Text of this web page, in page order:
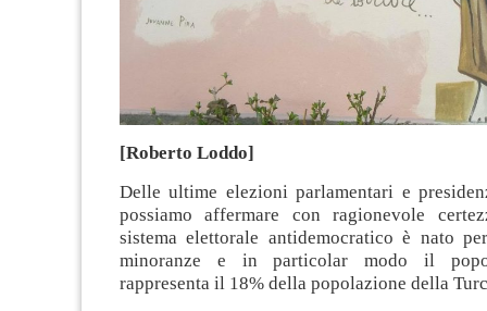
[Roberto Loddo]
Delle ultime elezioni parlamentari e
possiamo affermare con ragionevole
sistema elettorale antidemocratico è nato
minoranze e in particolar modo il
rappresenta il 18% della popolazione della